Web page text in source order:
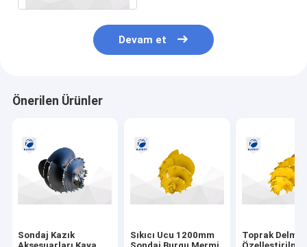
Devam et
Önerilen Ürünler
Sondaj Kazık
Sıkıcı Ucu 1200mm
Toprak Delme